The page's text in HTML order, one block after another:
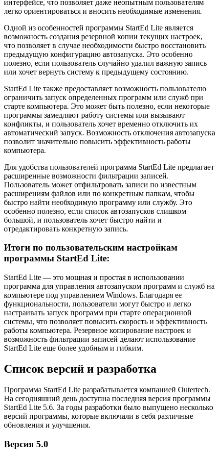
интерфейсе, что позволяет даже неопытным пользователям
легко ориентироваться и вносить необходимые изменения.
Одной из особенностей программы StartEd Lite является
возможность создания резервной копии текущих настроек,
что позволяет в случае необходимости быстро восстановить
предыдущую конфигурацию автозапуска. Это особенно
полезно, если пользователь случайно удалил важную запись
или хочет вернуть систему к предыдущему состоянию.
StartEd Lite также предоставляет возможность пользователю
ограничить запуск определенных программ или служб при
старте компьютера. Это может быть полезно, если некоторые
программы замедляют работу системы или вызывают
конфликты, и пользователь хочет временно отключить их
автоматический запуск. Возможность отключения автозапуска
позволит значительно повысить эффективность работы
компьютера.
Для удобства пользователей программа StartEd Lite предлагает
расширенные возможности фильтрации записей.
Пользователь может отфильтровать записи по известным
расширениям файлов или по конкретным папкам, чтобы
быстро найти необходимую программу или службу. Это
особенно полезно, если список автозапусков слишком
большой, и пользователь хочет быстро найти и
отредактировать конкретную запись.
Итоги по пользовательским настройкам
программы StartEd Lite:
StartEd Lite — это мощная и простая в использовании
программа для управления автозапуском программ и служб на
компьютере под управлением Windows. Благодаря ее
функциональности, пользователи могут быстро и легко
настраивать запуск программ при старте операционной
системы, что позволяет повысить скорость и эффективность
работы компьютера. Резервное копирование настроек и
возможность фильтрации записей делают использование
StartEd Lite еще более удобным и гибким.
Список версий и разработка
Программа StartEd Lite разрабатывается компанией Outertech.
На сегодняшний день доступна последняя версия программы
StartEd Lite 5.6. За годы разработки было выпущено несколько
версий программы, которые включали в себя различные
обновления и улучшения.
Версия 5.0